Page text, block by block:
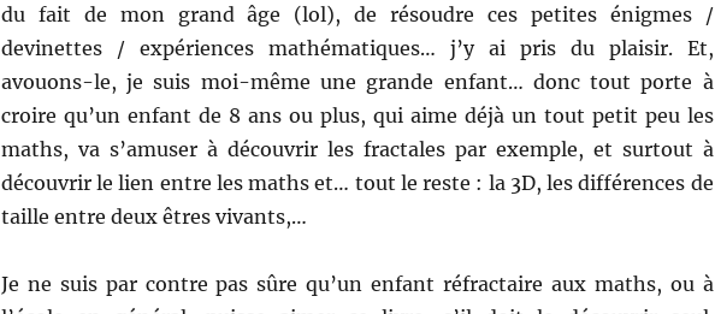
du fait de mon grand âge (lol), de résoudre ces petites énigmes /
devinettes / expériences mathématiques… j’y ai pris du plaisir. Et,
avouons-le, je suis moi-même une grande enfant… donc tout porte à
croire qu’un enfant de 8 ans ou plus, qui aime déjà un tout petit peu les
maths, va s’amuser à découvrir les fractales par exemple, et surtout à
découvrir le lien entre les maths et… tout le reste : la 3D, les différences de
taille entre deux êtres vivants,…
Je ne suis par contre pas sûre qu’un enfant réfractaire aux maths, ou à